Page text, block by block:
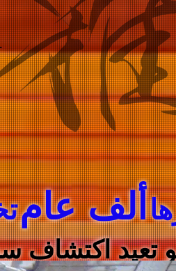
ألف عام
تعيد اكتشاف